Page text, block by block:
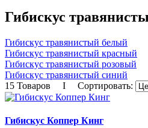
Гибискус
Гибискус травянистый белый
Гибискус травянистый красный
Гибискус травянистый розовый
Гибискус травянистый синий
15 Товаров I Сортировать:
Гибискус Коппер Кинг